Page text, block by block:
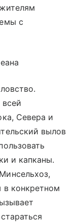
с
Севера и
вылов
и капканы.
в конкретном